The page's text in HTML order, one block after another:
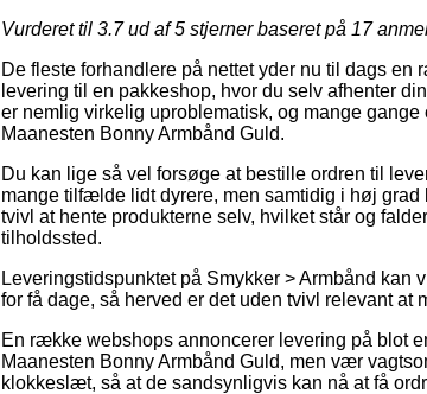
Vurderet til 3.7ud af 5 stjerner baseret på 17
De fleste forhandlere på nettet yder nu til dags
levering til en pakkeshop, hvor du selv afhenter
er nemlig virkelig uproblematisk, og mange
Maanesten Bonny Armbånd Guld.
Du kan lige så vel forsøge at bestille ordren til
mange tilfælde lidt dyrere, men samtidig i høj
tvivl at hente produkterne selv, hvilket står og
tilholdssted.
Leveringstidspunktet på Smykker > Armbånd
for få dage, så herved er det uden tvivl relevant at
En række webshops annoncerer levering på blot
Maanesten Bonny Armbånd Guld, men vær
klokkeslæt, så at de sandsynligvis kan nå at få